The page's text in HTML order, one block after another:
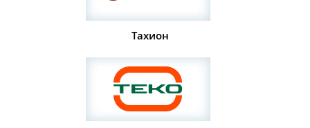
Тахион